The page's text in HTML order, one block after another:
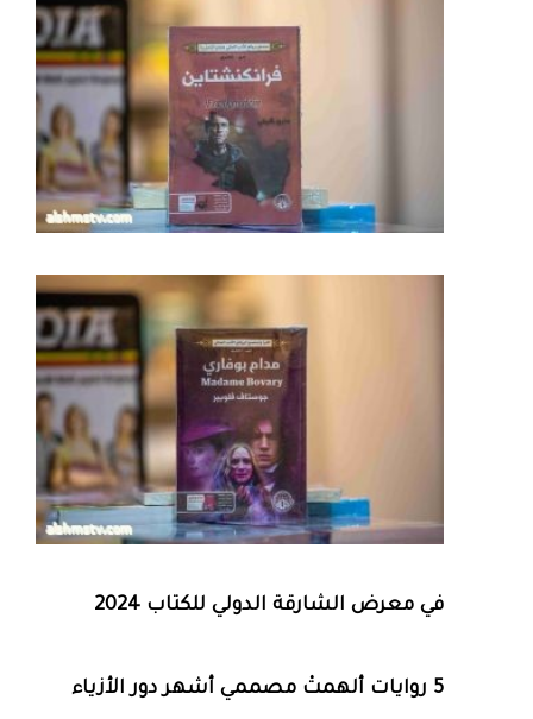
في معرض الشارقة الدولي للكتاب 2024
5 روايات ألهمتْ مصممي أشهر دور الأزياء